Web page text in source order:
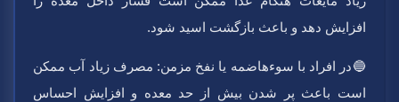
افزایش دهد و باعث بازگشت اسید شود.
🔵در افراد با سوءهاضمه یا نفخ مزمن: مصرف زیاد آب ممکن
است باعث پر شدن بیش از حد معده و افزایش احساس